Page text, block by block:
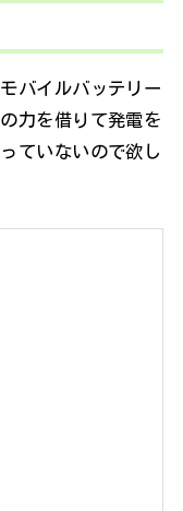
バイルバッテリー
力を借りて発電を
ていないので欲し